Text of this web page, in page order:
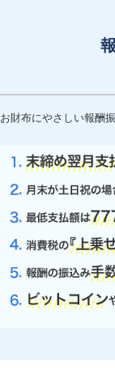
お財布にやさしい報酬